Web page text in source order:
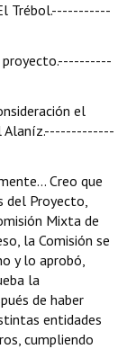
Trébol.-----------
proyecto.----------
el
Alaníz.-------------
Creo que
del Proyecto,
Mixta de
la Comisión se
y lo aprobó,
la
de haber
entidades
cumpliendo